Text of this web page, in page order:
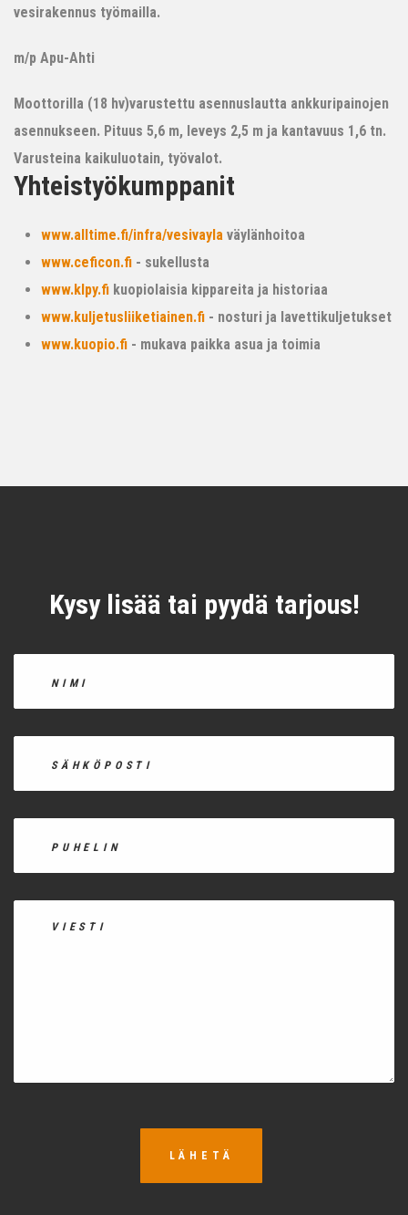
vesirakennus työmailla.
m/p Apu-Ahti
Moottorilla (18 hv)varustettu asennuslautta ankkuripainojen
asennukseen. Pituus 5,6 m, leveys 2,5 m ja kantavuus 1,6 tn.
Varusteina kaikuluotain, työvalot.
Yhteistyökumppanit
www.alltime.fi/infra/vesivayla väylänhoitoa
www.ceficon.fi - sukellusta
www.klpy.fi kuopiolaisia kippareita ja historiaa
www.kuljetusliiketiainen.fi - nosturi ja lavettikuljetukset
www.kuopio.fi - mukava paikka asua ja toimia
Kysy lisää tai pyydä tarjous!
LÄHETÄ